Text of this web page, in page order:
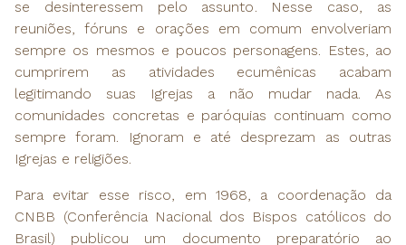
se desinteressem pelo assunto. Nesse caso, as
reuniões, fóruns e orações em comum envolveriam
sempre os mesmos e poucos personagens. Estes, ao
cumprirem as atividades ecumênicas acabam
legitimando suas Igrejas a não mudar nada. As
comunidades concretas e paróquias continuam como
sempre foram. Ignoram e até desprezam as outras
Igrejas e religiões.
Para evitar esse risco, em 1968, a coordenação da
CNBB (Conferência Nacional dos Bispos católicos do
Brasil) publicou um documento preparatório ao